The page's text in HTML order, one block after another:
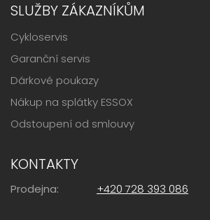
SLUŽBY ZÁKAZNÍKŮM
Cykloservis
Garanční servis
Dárkové poukazy
Nákup na splátky ESSOX
Odstoupení od smlouvy
KONTAKTY
Prodejna: +420 728 393 086